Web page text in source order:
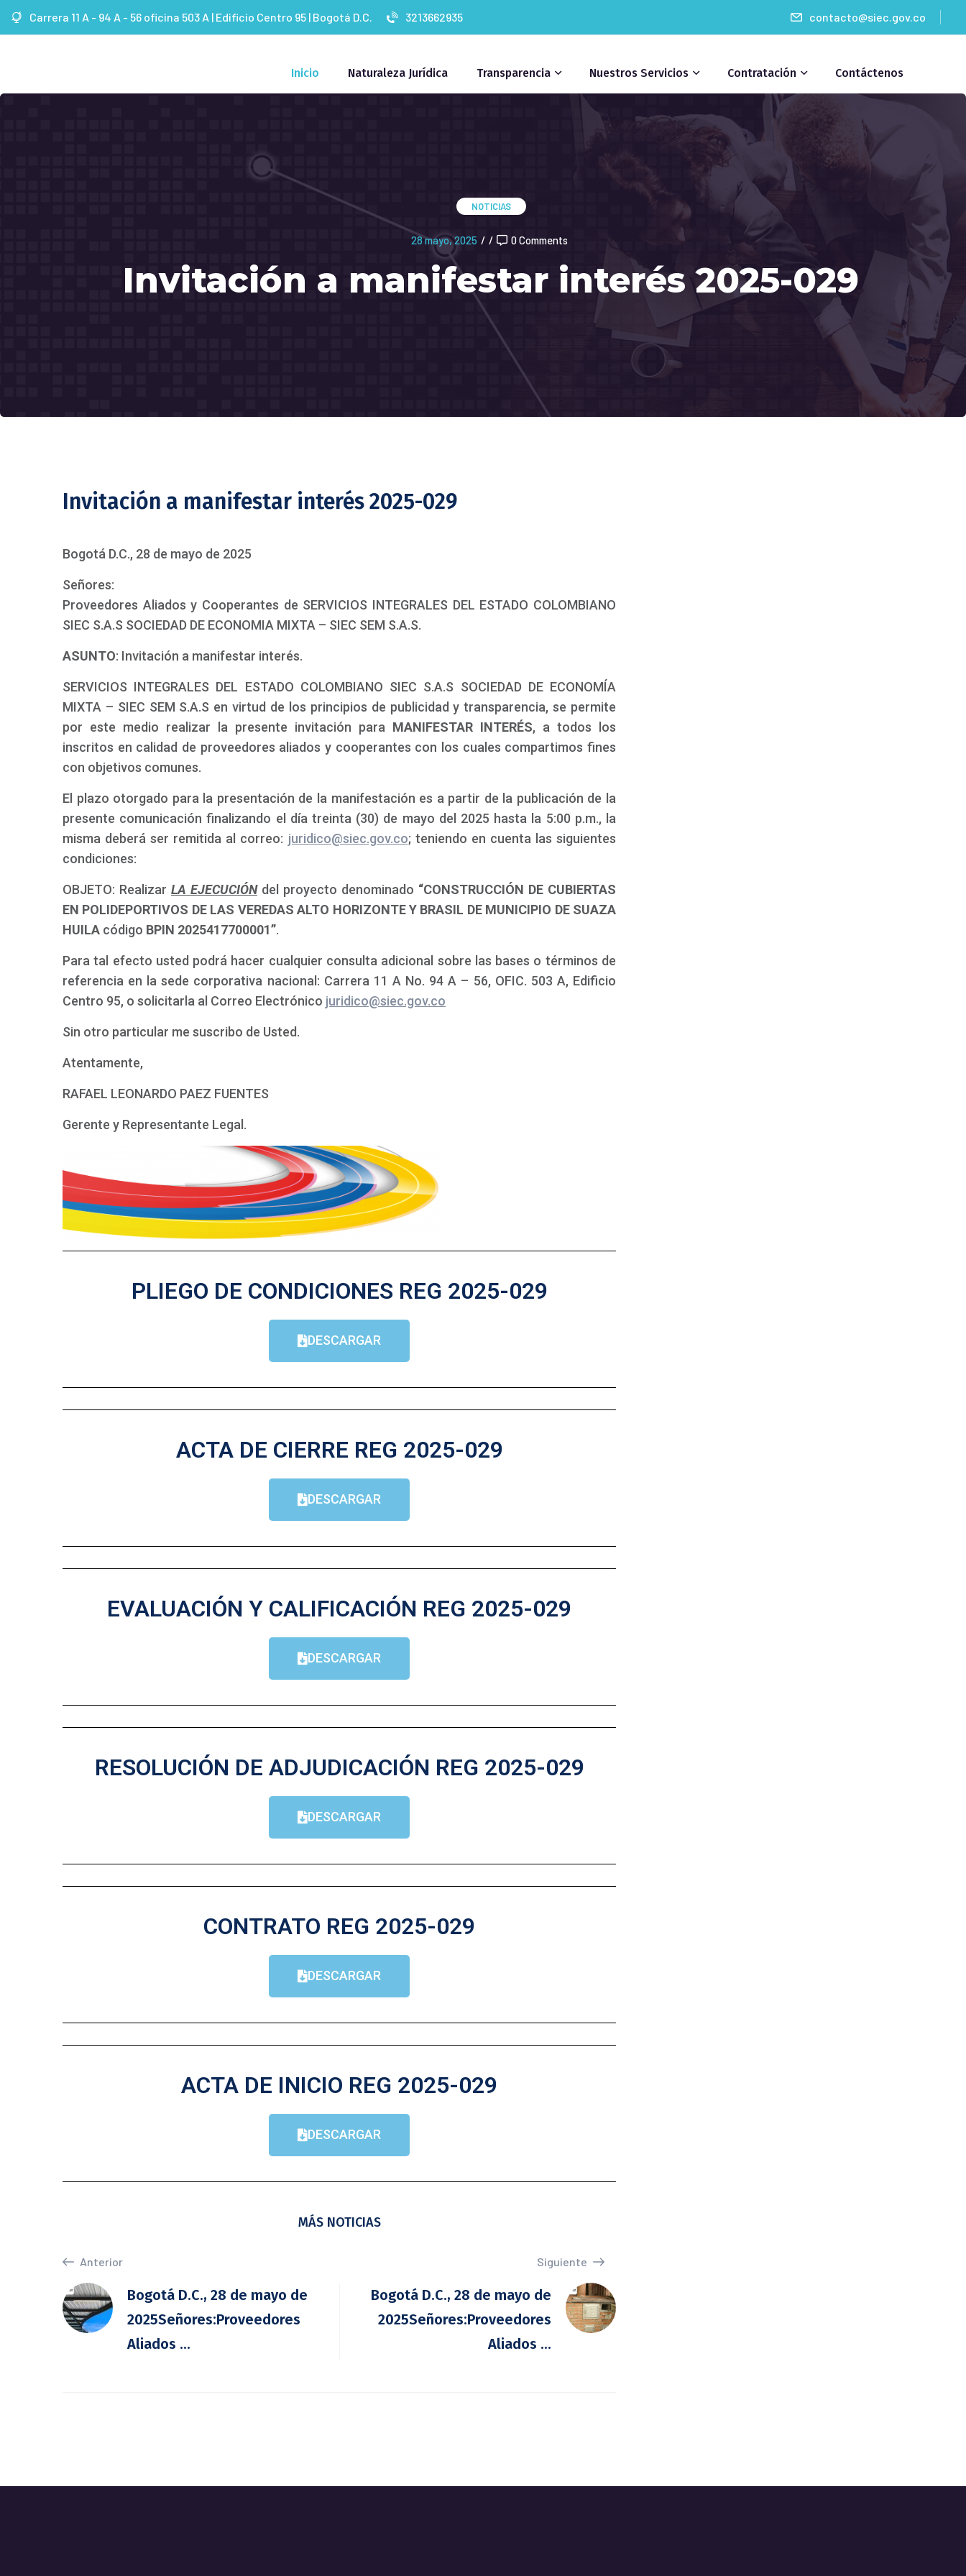
Carrera 11 A - 94 A - 56 oficina 503 A | Edificio Centro 95 | Bogotá D.C. 3213662935 contacto@siec.gov.co
Inicio Naturaleza Jurídica Transparencia Nuestros Servicios Contratación Contáctenos
NOTICIAS
28 mayo, 2025 / / 0 Comments
Invitación a manifestar interés 2025-029
Invitación a manifestar interés 2025-029
Bogotá D.C., 28 de mayo de 2025
Señores:
Proveedores Aliados y Cooperantes de SERVICIOS INTEGRALES DEL ESTADO COLOMBIANO
SIEC S.A.S SOCIEDAD DE ECONOMIA MIXTA – SIEC SEM S.A.S.
ASUNTO: Invitación a manifestar interés.
SERVICIOS INTEGRALES DEL ESTADO COLOMBIANO SIEC S.A.S SOCIEDAD DE ECONOMÍA
MIXTA – SIEC SEM S.A.S en virtud de los principios de publicidad y transparencia, se permite
por este medio realizar la presente invitación para MANIFESTAR INTERÉS, a todos los
inscritos en calidad de proveedores aliados y cooperantes con los cuales compartimos fines
con objetivos comunes.
El plazo otorgado para la presentación de la manifestación es a partir de la publicación de la
presente comunicación finalizando el día treinta (30) de mayo del 2025 hasta la 5:00 p.m., la
misma deberá ser remitida al correo: juridico@siec.gov.co; teniendo en cuenta las siguientes
condiciones:
OBJETO: Realizar LA EJECUCIÓN del proyecto denominado “CONSTRUCCIÓN DE CUBIERTAS
EN POLIDEPORTIVOS DE LAS VEREDAS ALTO HORIZONTE Y BRASIL DE MUNICIPIO DE SUAZA
HUILA código BPIN 2025417700001”.
Para tal efecto usted podrá hacer cualquier consulta adicional sobre las bases o términos de
referencia en la sede corporativa nacional: Carrera 11 A No. 94 A – 56, OFIC. 503 A, Edificio
Centro 95, o solicitarla al Correo Electrónico juridico@siec.gov.co
Sin otro particular me suscribo de Usted.
Atentamente,
RAFAEL LEONARDO PAEZ FUENTES
Gerente y Representante Legal.
PLIEGO DE CONDICIONES REG 2025-029
DESCARGAR
ACTA DE CIERRE REG 2025-029
DESCARGAR
EVALUACIÓN Y CALIFICACIÓN REG 2025-029
DESCARGAR
RESOLUCIÓN DE ADJUDICACIÓN REG 2025-029
DESCARGAR
CONTRATO REG 2025-029
DESCARGAR
ACTA DE INICIO REG 2025-029
DESCARGAR
MÁS NOTICIAS
Anterior
Bogotá D.C., 28 de mayo de
2025Señores:Proveedores
Aliados ...
Siguiente
Bogotá D.C., 28 de mayo de
2025Señores:Proveedores
Aliados ...